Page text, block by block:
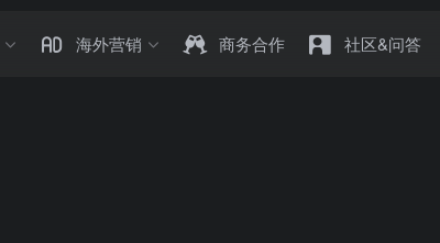
海外营销 商务合作 社区&问答